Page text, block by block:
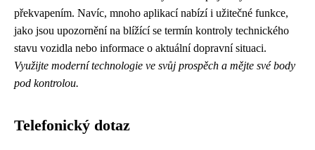
překvapením. Navíc, mnoho aplikací nabízí i užitečné funkce,
jako jsou upozornění na blížící se termín kontroly technického
stavu vozidla nebo informace o aktuální dopravní situaci.
Využijte moderní technologie ve svůj prospěch a mějte své body
pod kontrolou.
Telefonický dotaz